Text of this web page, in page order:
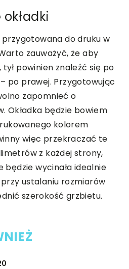
do druku w
zauważyć, że aby
tył powinien znaleźć się po
po prawej. Przygotowując
zapomnieć o
Okładka będzie bowiem
kolorem
więc przekraczać te
z każdej strony,
będzie wycinała idealnie
ustalaniu rozmiarów
szerokość grzbietu.